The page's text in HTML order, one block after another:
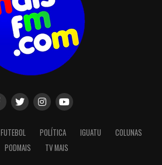
FUTEBOL POLÍTICA IGUATU
COLUNAS
PODMAIS
TV MAIS